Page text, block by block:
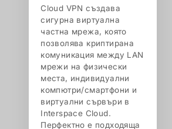
Cloud VPN създава
сигурна виртуална
частна мрежа, която
позволява криптирана
комуникация между LAN
мрежи на физически
места, индивидуални
компютри/смартфони и
виртуални сървъри в
Interspace Cloud.
Перфектно е подходяща